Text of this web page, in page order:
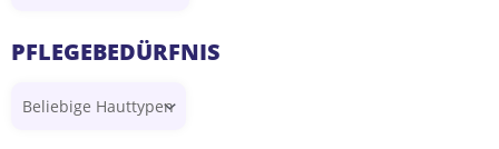
PFLEGEBEDÜRFNIS